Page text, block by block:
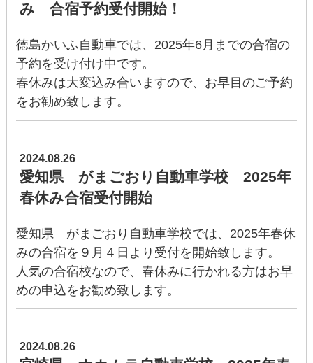
み 合宿予約受付開始！
徳島かいふ自動車では、2025年6月までの合宿の
予約を受け付け中です。
春休みは大変込み合いますので、お早目のご予約
をお勧め致します。
2024.08.26
愛知県 がまごおり自動車学校 2025年
春休み合宿受付開始
愛知県 がまごおり自動車学校では、2025年春休
みの合宿を９月４日より受付を開始致します。
人気の合宿校なので、春休みに行かれる方はお早
めの申込をお勧め致します。
2024.08.26